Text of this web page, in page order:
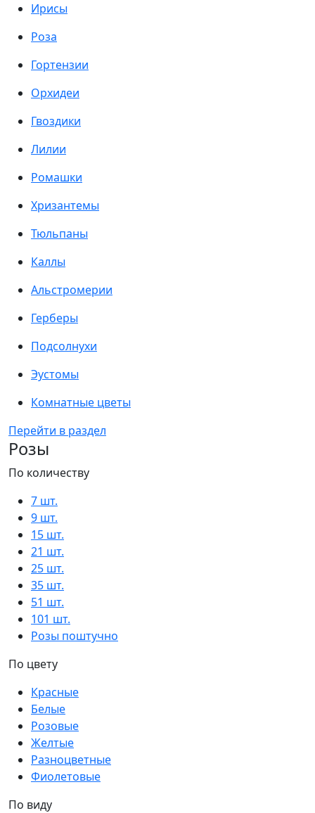
Ирисы
Роза
Гортензии
Орхидеи
Гвоздики
Лилии
Ромашки
Хризантемы
Тюльпаны
Каллы
Альстромерии
Герберы
Подсолнухи
Эустомы
Комнатные цветы
Перейти в раздел
Розы
По количеству
7 шт.
9 шт.
15 шт.
21 шт.
25 шт.
35 шт.
51 шт.
101 шт.
Розы поштучно
По цвету
Красные
Белые
Розовые
Желтые
Разноцветные
Фиолетовые
По виду